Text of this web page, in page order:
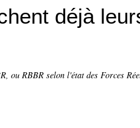
déjà
ou RBBR selon l'état des Forces